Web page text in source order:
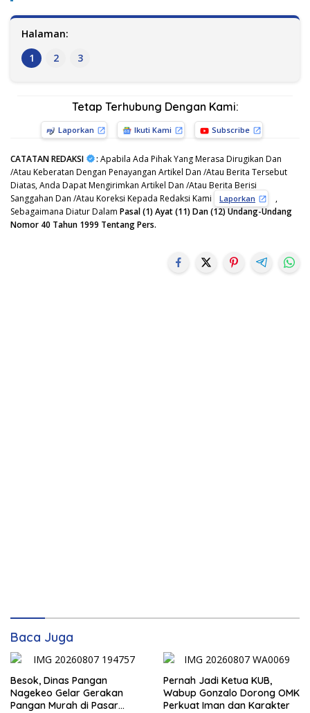
Halaman:
1
2 3
Tetap Terhubung Dengan Kami:
Laporkan Ikuti Kami Subscribe
CATATAN REDAKSI : Apabila Ada Pihak Yang Merasa Dirugikan Dan
/Atau Keberatan Dengan Penayangan Artikel Dan /Atau Berita Tersebut
Diatas, Anda Dapat Mengirimkan Artikel Dan /Atau Berita Berisi
Sanggahan Dan /Atau Koreksi Kepada Redaksi Kami
Laporkan
,
Sebagaimana Diatur Dalam Pasal (1) Ayat (11) Dan (12) Undang-Undang
Nomor 40 Tahun 1999 Tentang Pers.
Baca Juga
Besok, Dinas Pangan
Nagekeo Gelar Gerakan
Pangan Murah di Pasar
Pernah Jadi Ketua KUB,
Wabup Gonzalo Dorong OMK
Perkuat Iman dan Karakter